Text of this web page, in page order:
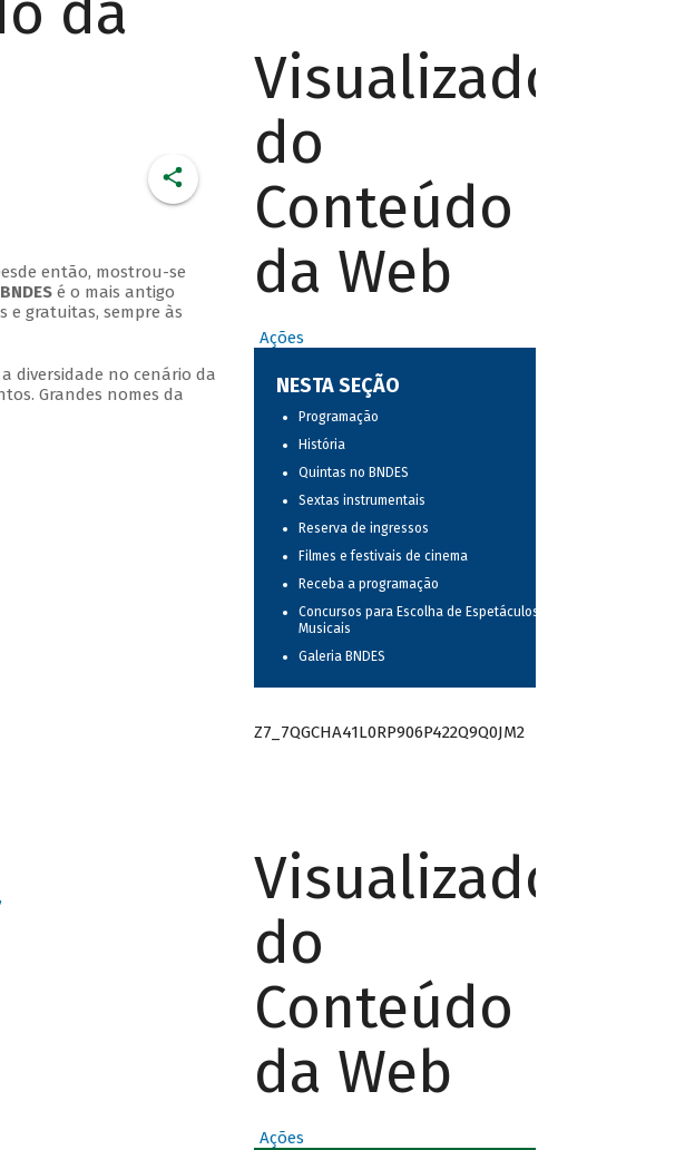
então, mostrou-se
é o mais antigo
e gratuitas, sempre às
diversidade no cenário da
Grandes nomes da
Visualizador
do
Conteúdo
da Web
Ações
NESTA SEÇÃO
Programação
História
Quintas no BNDES
Sextas instrumentais
Reserva de ingressos
Filmes e festivais de cinema
Receba a programação
Concursos para Escolha de Espetáculos
Musicais
Galeria BNDES
Z7_7QGCHA41L0RP906P422Q9Q0JM2
Visualizador
do
Conteúdo
da Web
Ações